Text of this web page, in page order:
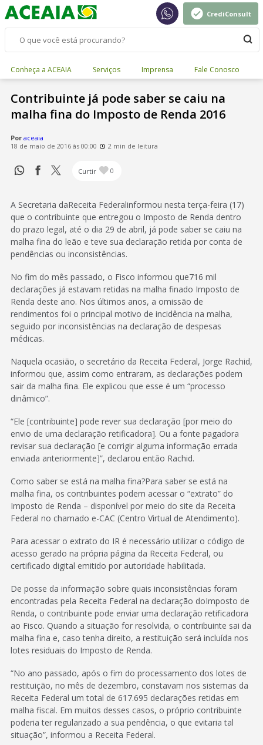
CrediConsult
Conheça a ACEAIA Serviços Imprensa Fale Conosco
Contribuinte já pode saber se caiu na
malha fina do Imposto de Renda 2016
Por aceaia
18 de maio de 2016 às 00:00
2 min de leitura
Curtir 0
A Secretaria daReceita Federalinformou nesta terça-feira (17)
que o contribuinte que entregou o Imposto de Renda dentro
do prazo legal, até o dia 29 de abril, já pode saber se caiu na
malha fina do leão e teve sua declaração retida por conta de
pendências ou inconsistências.
No fim do mês passado, o Fisco informou que716 mil
declarações já estavam retidas na malha finado Imposto de
Renda deste ano. Nos últimos anos, a omissão de
rendimentos foi o principal motivo de incidência na malha,
seguido por inconsistências na declaração de despesas
médicas.
Naquela ocasião, o secretário da Receita Federal, Jorge Rachid,
informou que, assim como entraram, as declarações podem
sair da malha fina. Ele explicou que esse é um “processo
dinâmico”.
“Ele [contribuinte] pode rever sua declaração [por meio do
envio de uma declaração retificadora]. Ou a fonte pagadora
revisar sua declaração [e corrigir alguma informação errada
enviada anteriormente]”, declarou então Rachid.
Como saber se está na malha fina?Para saber se está na
malha fina, os contribuintes podem acessar o “extrato” do
Imposto de Renda – disponível por meio do site da Receita
Federal no chamado e-CAC (Centro Virtual de Atendimento).
Para acessar o extrato do IR é necessário utilizar o código de
acesso gerado na própria página da Receita Federal, ou
certificado digital emitido por autoridade habilitada.
De posse da informação sobre quais inconsistências foram
encontradas pela Receita Federal na declaração doImposto de
Renda, o contribuinte pode enviar uma declaração retificadora
ao Fisco. Quando a situação for resolvida, o contribuinte sai da
malha fina e, caso tenha direito, a restituição será incluída nos
lotes residuais do Imposto de Renda.
“No ano passado, após o fim do processamento dos lotes de
restituição, no mês de dezembro, constavam nos sistemas da
Receita Federal um total de 617.695 declarações retidas em
malha fiscal. Em muitos desses casos, o próprio contribuinte
poderia ter regularizado a sua pendência, o que evitaria tal
situação”, informou a Receita Federal.